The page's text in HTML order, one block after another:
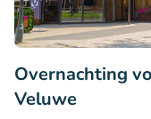
Overnachting
Veluwe